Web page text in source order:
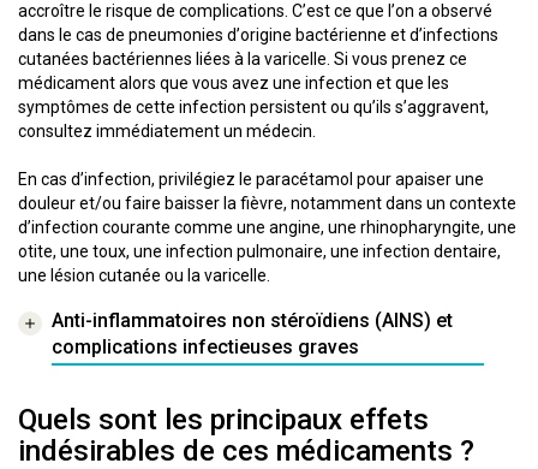
accroître le risque de complications. C’est ce que l’on a observé
dans le cas de pneumonies d’origine bactérienne et d’infections
cutanées bactériennes liées à la varicelle. Si vous prenez ce
médicament alors que vous avez une infection et que les
symptômes de cette infection persistent ou qu’ils s’aggravent,
consultez immédiatement un médecin.
En cas d’infection, privilégiez le paracétamol pour apaiser une
douleur et/ou faire baisser la fièvre, notamment dans un contexte
d’infection courante comme une angine, une rhinopharyngite, une
otite, une toux, une infection pulmonaire, une infection dentaire,
une lésion cutanée ou la varicelle.
Anti-inflammatoires non stéroïdiens (AINS) et
complications infectieuses graves
Quels sont les principaux effets
indésirables de ces médicaments ?